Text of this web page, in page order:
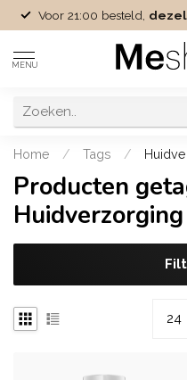
Voor 21:00 besteld,
MENU
Home / Tags /
Producten